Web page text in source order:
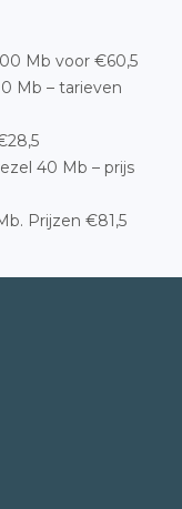
Mb voor €60,5
Mb – tarieven
40 Mb – prijs
Prijzen €81,5